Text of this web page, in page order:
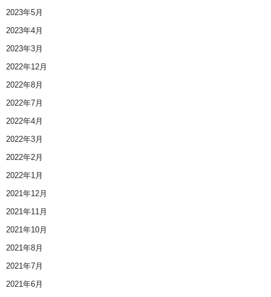
2023年5月
2023年4月
2023年3月
2022年12月
2022年8月
2022年7月
2022年4月
2022年3月
2022年2月
2022年1月
2021年12月
2021年11月
2021年10月
2021年8月
2021年7月
2021年6月